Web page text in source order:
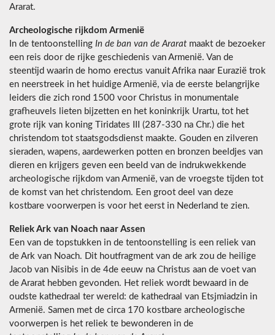
Ararat.
Archeologische rijkdom Armenië
In de tentoonstelling In de ban van de Ararat maakt de bezoeker
een reis door de rijke geschiedenis van Armenië. Van de
steentijd waarin de homo erectus vanuit Afrika naar Eurazië trok
en neerstreek in het huidige Armenië, via de eerste belangrijke
leiders die zich rond 1500 voor Christus in monumentale
grafheuvels lieten bijzetten en het koninkrijk Urartu, tot het
grote rijk van koning Tiridates III (287-330 na Chr.) die het
christendom tot staatsgodsdienst maakte. Gouden en zilveren
sieraden, wapens, aardewerken potten en bronzen beeldjes van
dieren en krijgers geven een beeld van de indrukwekkende
archeologische rijkdom van Armenië, van de vroegste tijden tot
de komst van het christendom. Een groot deel van deze
kostbare voorwerpen is voor het eerst in Nederland te zien.
Reliek Ark van Noach naar Assen
Een van de topstukken in de tentoonstelling is een reliek van
de Ark van Noach. Dit houtfragment van de ark zou de heilige
Jacob van Nisibis in de 4de eeuw na Christus aan de voet van
de Ararat hebben gevonden. Het reliek wordt bewaard in de
oudste kathedraal ter wereld: de kathedraal van Etsjmiadzin in
Armenië. Samen met de circa 170 kostbare archeologische
voorwerpen is het reliek te bewonderen in de